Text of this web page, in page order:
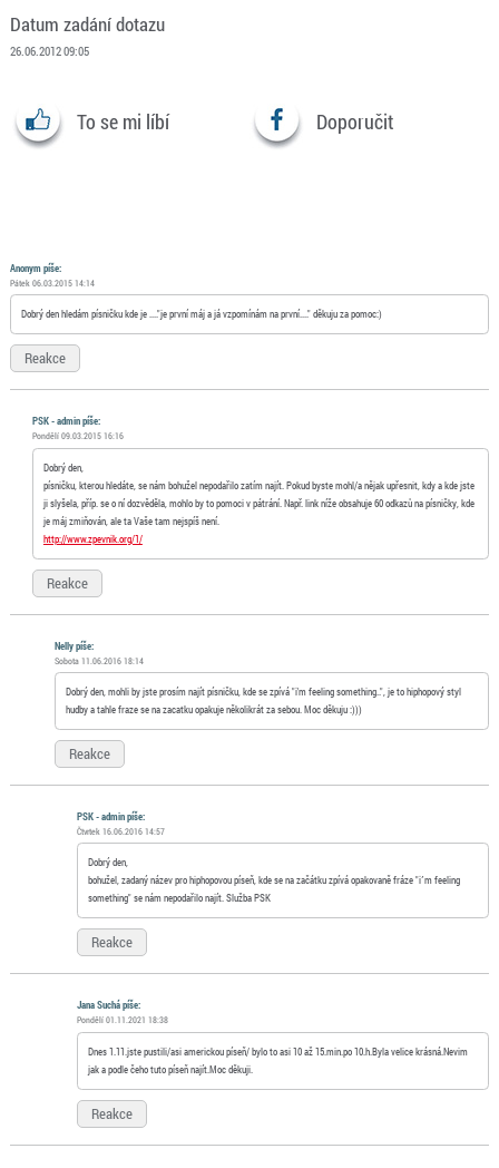
Datum zadání dotazu
26.06.2012 09:05
To se mi líbí Doporučit
Anonympíše:
Pátek 06.03.2015 14:14
Dobrý den hledám písničku kde je ...."je první máj a já vzpomínám na první...." děkuju za pomoc:)
Reakce
PSK - admin píše:
Pondělí 09.03.2015 16:16
Dobrý den,
písničku, kterou hledáte, se nám bohužel nepodařilo zatím najít. Pokud byste mohl/a nějak upřesnit, kdy a kde jste
ji slyšela, příp. se o ní dozvěděla, mohlo by to pomoci v pátrání. Např. link níže obsahuje 60 odkazů na písničky, kde
je máj zmiňován, ale ta Vaše tam nejspíš není.
http://www.zpevnik.org/1/
Reakce
Nelly píše:
Sobota 11.06.2016 18:14
Dobrý den, mohli by jste prosím najít písničku, kde se zpívá "i'm feeling something..", je to hiphopový styl
hudby a tahle fraze se na zacatku opakuje několikrát za sebou. Moc děkuju :)))
Reakce
PSK - admin píše:
Čtvrtek 16.06.2016 14:57
Dobrý den,
bohužel, zadaný název pro hiphopovou píseň, kde se na začátku zpívá opakovaně fráze "i´m feeling
something" se nám nepodařilo najít. Služba PSK
Reakce
Jana Suchá píše:
Pondělí 01.11.2021 18:38
Dnes 1.11.jste pustili/asi americkou píseň/ bylo to asi 10 až 15.min.po 10.h.Byla velice krásná.Nevim
jak a podle čeho tuto píseň najít.Moc děkuji.
Reakce